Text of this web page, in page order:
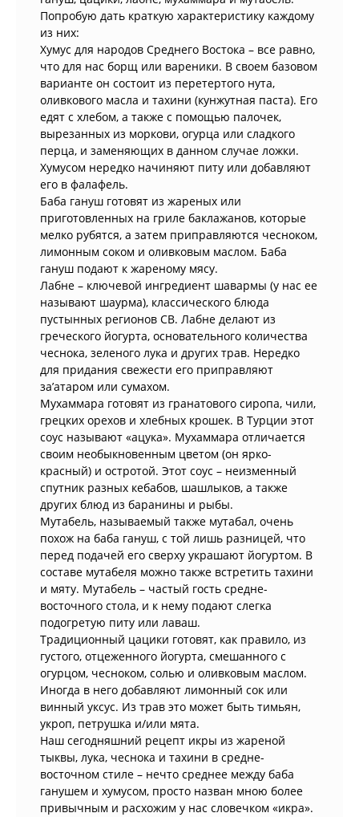
Попробую дать краткую характеристику каждому
из них:
Хумус для народов Среднего Востока – все равно,
что для нас борщ или вареники. В своем базовом
варианте он состоит из перетертого нута,
оливкового масла и тахини (кунжутная паста). Его
едят с хлебом, а также с помощью палочек,
вырезанных из моркови, огурца или сладкого
перца, и заменяющих в данном случае ложки.
Хумусом нередко начиняют питу или добавляют
его в фалафель.
Баба гануш готовят из жареных или
приготовленных на гриле баклажанов, которые
мелко рубятся, а затем приправляются чесноком,
лимонным соком и оливковым маслом. Баба
гануш подают к жареному мясу.
Лабне – ключевой ингредиент шавармы (у нас ее
называют шаурма), классического блюда
пустынных регионов СВ. Лабне делают из
греческого йогурта, основательного количества
чеснока, зеленого лука и других трав. Нередко
для придания свежести его приправляют
за’атаром или сумахом.
Мухаммара готовят из гранатового сиропа, чили,
грецких орехов и хлебных крошек. В Турции этот
соус называют «ацука». Мухаммара отличается
своим необыкновенным цветом (он ярко-
красный) и остротой. Этот соус – неизменный
спутник разных кебабов, шашлыков, а также
других блюд из баранины и рыбы.
Мутабель, называемый также мутабал, очень
похож на баба гануш, с той лишь разницей, что
перед подачей его сверху украшают йогуртом. В
составе мутабеля можно также встретить тахини
и мяту. Мутабель – частый гость средне-
восточного стола, и к нему подают слегка
подогретую питу или лаваш.
Традиционный цацики готовят, как правило, из
густого, отцеженного йогурта, смешанного с
огурцом, чесноком, солью и оливковым маслом.
Иногда в него добавляют лимонный сок или
винный уксус. Из трав это может быть тимьян,
укроп, петрушка и/или мята.
Наш сегодняшний рецепт икры из жареной
тыквы, лука, чеснока и тахини в средне-
восточном стиле – нечто среднее между баба
ганушем и хумусом, просто назван мною более
привычным и расхожим у нас словечком «икра».